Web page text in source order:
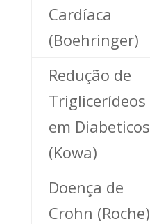
Cardíaca
(Boehringer)
Redução de
Triglicerídeos
em Diabeticos
(Kowa)
Doença de
Crohn (Roche)